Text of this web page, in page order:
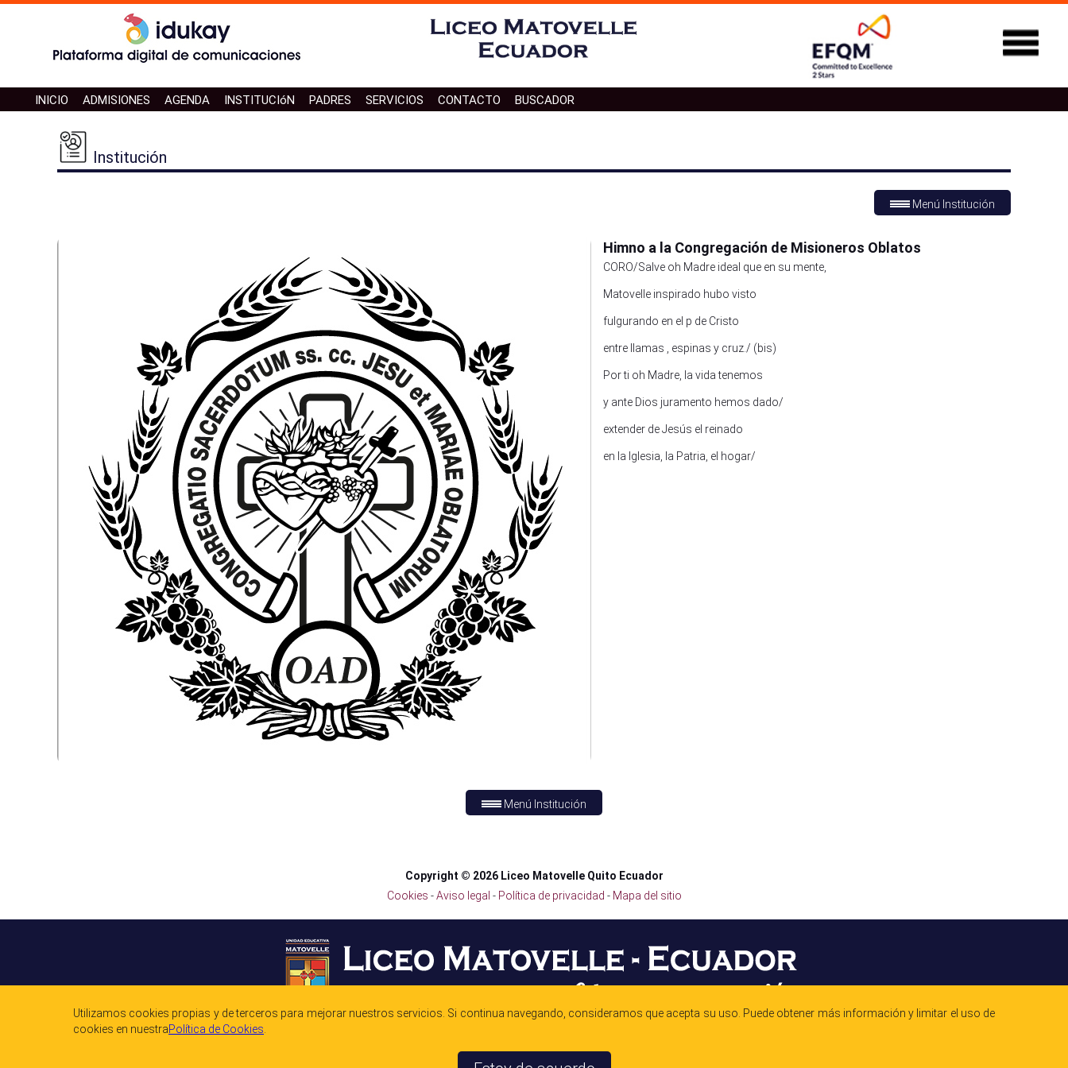
INICIO ADMISIONES AGENDA INSTITUCIóN PADRES SERVICIOS CONTACTO BUSCADOR
Institución
Menú Institución
Himno a la Congregación de Misioneros Oblatos
CORO/Salve oh Madre ideal que en su mente,
Matovelle inspirado hubo visto
fulgurando en el p de Cristo
entre llamas , espinas y cruz./ (bis)
Por ti oh Madre, la vida tenemos
y ante Dios juramento hemos dado/
extender de Jesús el reinado
en la Iglesia, la Patria, el hogar/
Menú Institución
Utilizamos cookies propias y de terceros para mejorar nuestros servicios. Si continua navegando, consideramos que acepta su uso. Puede obtener más información y limitar el uso de
cookies en nuestraPolí­tica de Cookies
Copyright © 2026 Liceo Matovelle Quito Ecuador
Cookies -Aviso legal - Política de privacidad - Mapa del sitio